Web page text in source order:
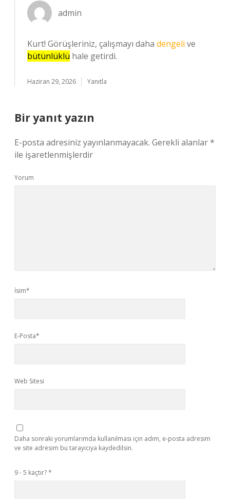
admin
Kurt! Görüşleriniz, çalışmayı daha dengeli ve
bütünlüklü hale getirdi.
Haziran 29, 2026 Yanıtla
Bir yanıt yazın
E-posta adresiniz yayınlanmayacak. Gerekli alanlar*
ile işaretlenmişlerdir
Yorum
İsim*
E-Posta*
Web Sitesi
Daha sonraki yorumlarımda kullanılması için adım, e-posta adresim
ve site adresim bu tarayıcıya kaydedilsin.
9 - 5 kaçtır?*